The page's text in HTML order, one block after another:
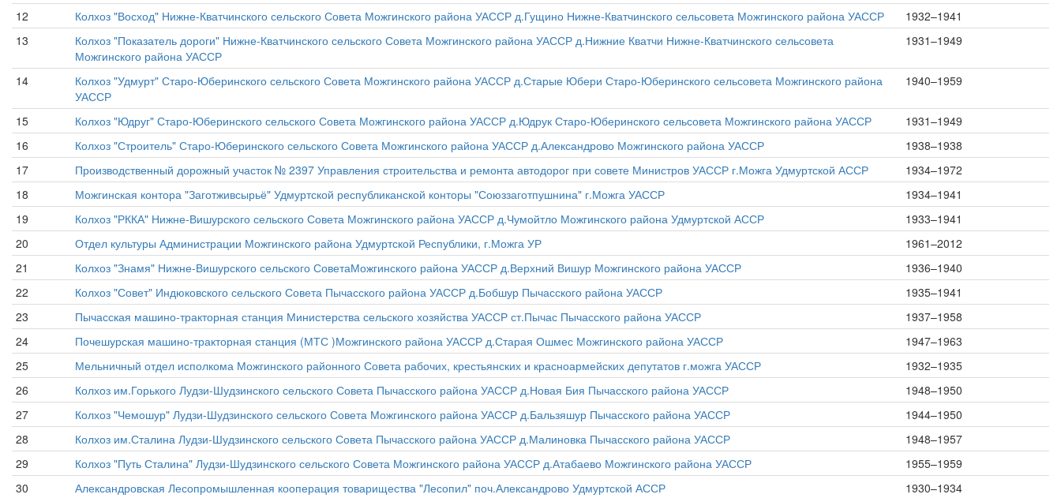
12 Колхоз "Восход" Нижне-Кватчинского сельского Совета Можгинского района УАССР д.Гущино Нижне-Кватчинского сельсовета Можгинского района УАССР
1932–1941
13
Колхоз "Показатель дороги" Нижне-Кватчинского сельского Совета Можгинского района УАССР д.Нижние Кватчи Нижне-Кватчинского сельсовета
Можгинского района УАССР
1931–1949
14
Колхоз "Удмурт" Старо-Юберинского сельского Совета Можгинского района УАССР д.Старые Юбери Старо-Юберинского сельсовета Можгинского района
УАССР
1940–1959
15 Колхоз "Юдруг" Старо-Юберинского сельского Совета Можгинского района УАССР д.Юдрук Старо-Юберинского сельсовета Можгинского района УАССР
1931–1949
16
Колхоз "Строитель" Старо-Юберинского сельского Совета Можгинского района УАССР д.Александрово Можгинского района УАССР
1938–1938
17
Производственный дорожный участок № 2397 Управления строительства и ремонта автодорог при совете Министров УАССР г.Можга Удмуртской АССР
1934–1972
18
Можгинская контора "Заготживсырьё" Удмуртской республиканской конторы "Союззаготпушнина" г.Можга УАССР
1934–1941
19
Колхоз "РККА" Нижне-Вишурского сельского Совета Можгинского района УАССР д.Чумойтло Можгинского района Удмуртской АССР
1933–1941
20
Отдел культуры Администрации Можгинского района Удмуртской Республики, г.Можга УР
1961–2012
21
Колхоз "Знамя" Нижне-Вишурского сельского СоветаМожгинского района УАССР д.Верхний Вишур Можгинского района УАССР
1936–1940
22
Колхоз "Совет" Индюковского сельского Совета Пычасского района УАССР д.Бобшур Пычасского района УАССР
1935–1941
23
Пычасская машино-тракторная станция Министерства сельского хозяйства УАССР ст.Пычас Пычасского района УАССР
1937–1958
24
Почешурская машино-тракторная станция (МТС )Можгинского района УАССР д.Старая Ошмес Можгинского района УАССР
1947–1963
25
Мельничный отдел исполкома Можгинского районного Совета рабочих, крестьянских и красноармейских депутатов г.можга УАССР
1932–1935
26
Колхоз им.Горького Лудзи-Шудзинского сельского Совета Пычасского района УАССР д.Новая Бия Пычасского района УАССР
1948–1950
27
Колхоз "Чемошур" Лудзи-Шудзинского сельского Совета Можгинского района УАССР д.Бальзяшур Пычасского района УАССР
1944–1950
28
Колхоз им.Сталина Лудзи-Шудзинского сельского Совета Пычасского района УАССР д.Малиновка Пычасского района УАССР
1948–1957
29
Колхоз "Путь Сталина" Лудзи-Шудзинского сельского Совета Можгинского района УАССР д.Атабаево Можгинского района УАССР
1955–1959
30
Александровская Лесопромышленная кооперация товарищества "Лесопил" поч.Александрово Удмуртской АССР 1930–1934